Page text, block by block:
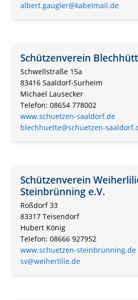
albert.gaugler@kabelmail.de
Schützenverein
Schwellstraße 15a
83416 Saaldorf-Surheim
Michael Lausecker
Telefon: 08654 778002
www.schuetzen-saaldorf.de
blechhuette@schuetzen-
Schützenverein
Steinbrünning e.V.
Roßdorf 33
83317 Teisendorf
Hubert König
Telefon: 08666 927952
www.schuetzen-steinbrünning.de
sv@weiherlilie.de